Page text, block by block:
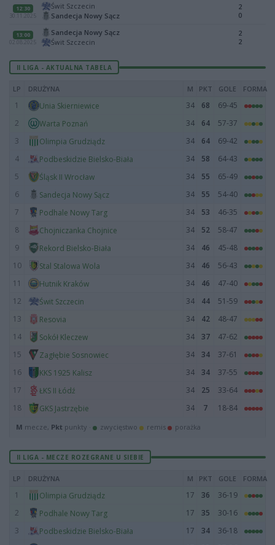
12:30
30.11.2025
Świt Szczecin
Sandecja Nowy Sącz
2
0
13:00
02.08.2025
Sandecja Nowy Sącz
Świt Szczecin
2
2
II LIGA - AKTUALNA TABELA
LP DRUŻYNA M PKT GOLE FORMA
1 Unia Skierniewice 34 68
69-45
2
Warta Poznań 34 64
57-37
3
Olimpia Grudziądz 34 64
69-42
4
Podbeskidzie Bielsko-Biała 34 58
64-43
5
Śląsk II Wrocław 34 55
65-49
6
Sandecja Nowy Sącz 34 55
54-40
7
Podhale Nowy Targ 34 53
46-35
8
Chojniczanka Chojnice 34 52
58-47
9
Rekord Bielsko-Biała 34 46
45-48
10
Stal Stalowa Wola 34 46
56-43
11
Hutnik Kraków 34 46
47-40
12
Świt Szczecin 34 44
51-59
13
Resovia 34 42
48-47
14
Sokół Kleczew 34 37
47-62
15
Zagłębie Sosnowiec 34 34
37-61
16
KKS 1925 Kalisz 34 34
37-55
17
ŁKS II Łódź 34 25
33-64
18
GKS Jastrzębie 34 7 18-84
M mecze, Pkt punkty · zwycięstwo remis porażka
II LIGA - MECZE ROZEGRANE U SIEBIE
LP DRUŻYNA M PKT GOLE FORMA
1 Olimpia Grudziądz 17 36
36-19
2
Podhale Nowy Targ 17 35
30-16
3
Podbeskidzie Bielsko-Biała 17 34
36-18